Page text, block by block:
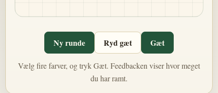
Ny runde Ryd gæt Gæt
Vælg fire farver, og tryk Gæt. Feedbacken viser hvor meget
du har ramt.